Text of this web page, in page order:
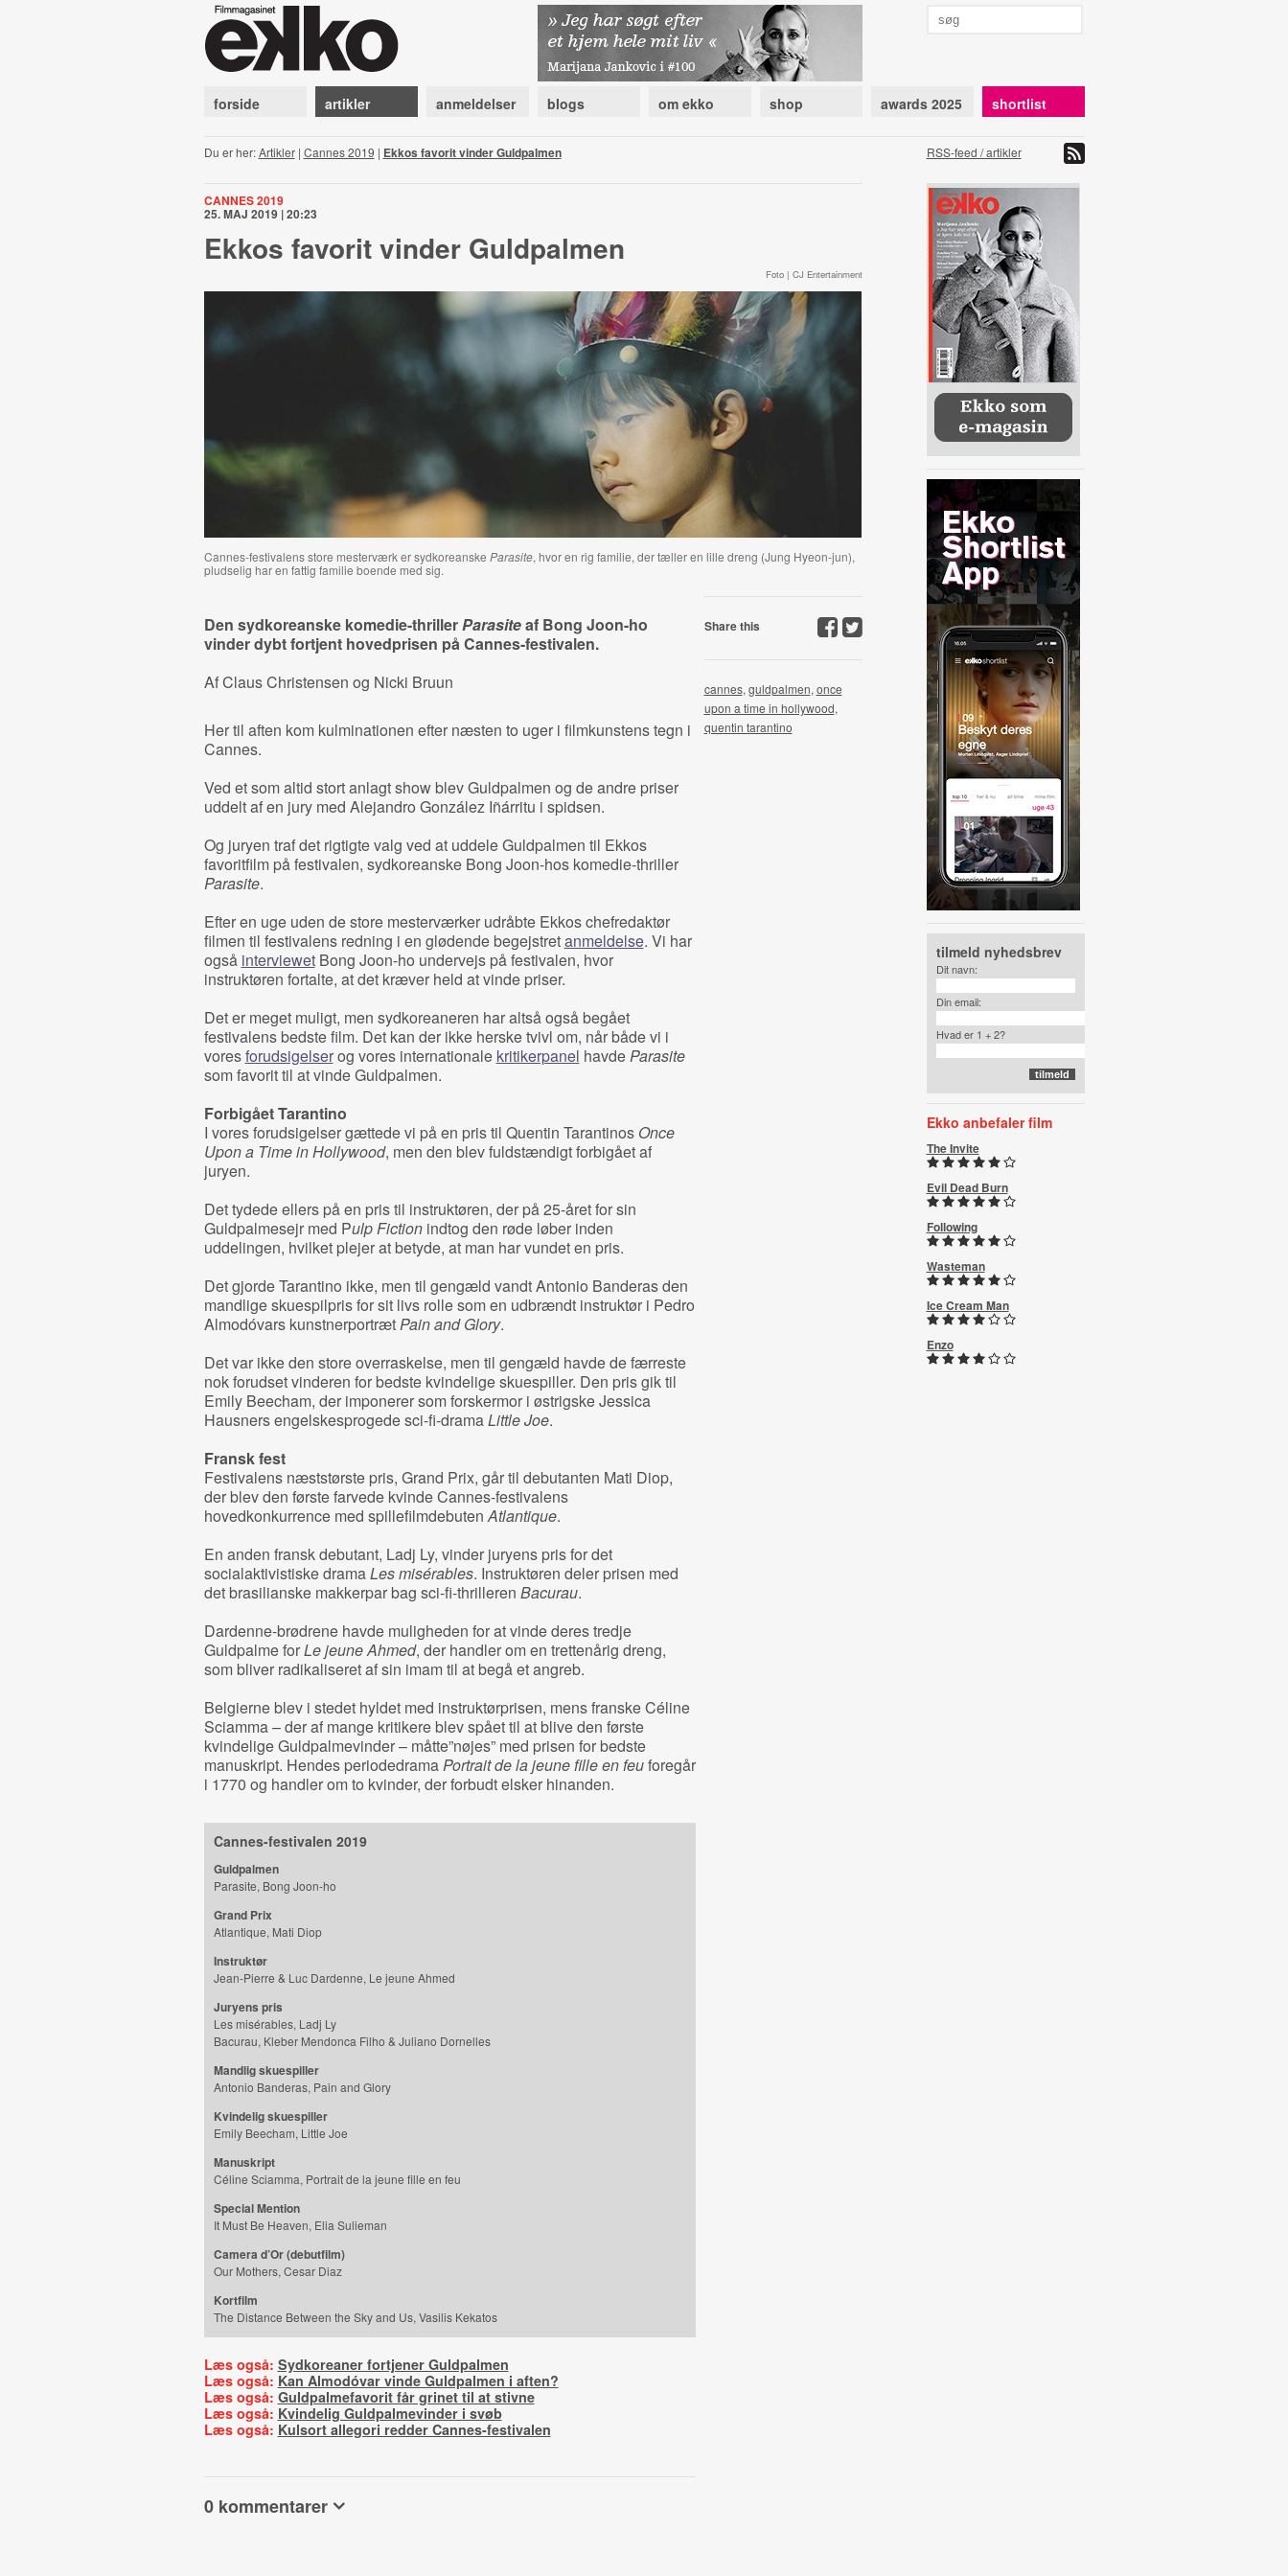
forside artikler anmeldelser blogs om ekko shop awards 2025 shortlist
Du er her:Artikler| Cannes 2019 | Ekkos favorit vinder Guldpalmen RSS-feed / artikler
CANNES 2019
25. MAJ 2019 | 20:23
Ekkos favorit vinder Guldpalmen
Foto | CJ Entertainment
Cannes-festivalens store mesterværk er sydkoreanske Parasite, hvor en rig familie, der tæller en lille dreng (Jung Hyeon-jun),
pludselig har en fattig familie boende med sig.
Den sydkoreanske komedie-thrillerParasiteaf Bong Joon-ho
vinder dybt fortjent hovedprisen på Cannes-festivalen.
Af Claus Christensen og Nicki Bruun
Her til aften kom kulminationen efter næsten to uger i filmkunstens tegn i
Cannes.
Ved et som altid stort anlagt show blev Guldpalmen og de andre priser
uddelt af en jury med Alejandro González Iñárritu i spidsen.
Og juryen traf det rigtigte valg ved at uddele Guldpalmen til Ekkos
favoritfilm på festivalen, sydkoreanske Bong Joon-hos komedie-thriller
Parasite.
Efter en uge uden de store mesterværker udråbte Ekkos chefredaktør
filmen til festivalens redning i en glødende begejstretanmeldelse. Vi har
også interviewetBong Joon-ho undervejs på festivalen, hvor
instruktøren fortalte, at det kræver held at vinde priser.
Det er meget muligt, men sydkoreaneren har altså også begået
festivalens bedste film. Det kan der ikke herske tvivl om, når både vi i
voresforudsigelserog vores internationale kritikerpanel havdeParasite
som favorit til at vinde Guldpalmen.
Forbigået Tarantino
I vores forudsigelser gættede vi på en pris til Quentin Tarantinos Once
Upon a Time in Hollywood, men den blev fuldstændigt forbigået af
juryen.
Det tydede ellers på en pris til instruktøren, der på 25-året for sin
Guldpalmesejr med Pulp Fictionindtog den røde løber inden
uddelingen, hvilket plejer at betyde, at man har vundet en pris.
Det gjorde Tarantino ikke, men til gengæld vandt Antonio Banderas den
mandlige skuespilpris for sit livs rolle som en udbrændt instruktør i Pedro
Almodóvars kunstnerportrætPain and Glory.
Det var ikke den store overraskelse, men til gengæld havde de færreste
nok forudset vinderen for bedste kvindelige skuespiller. Den pris gik til
Emily Beecham, der imponerer som forskermor i østrigske Jessica
Hausners engelskesprogede sci-fi-dramaLittle Joe.
Fransk fest
Festivalens næststørste pris, Grand Prix, går til debutanten Mati Diop,
der blev den første farvede kvinde Cannes-festivalens
hovedkonkurrence med spillefilmdebutenAtlantique.
En anden fransk debutant, Ladj Ly, vinder juryens pris for det
socialaktivistiske dramaLes misérables. Instruktøren deler prisen med
det brasilianske makkerpar bag sci-fi-thrilleren Bacurau.
Dardenne-brødrene havde muligheden for at vinde deres tredje
Guldpalme forLe jeune Ahmed, der handler om en trettenårig dreng,
som bliver radikaliseret af sin imam til at begå et angreb.
Belgierne blev i stedet hyldet med instruktørprisen, mens franske Céline
Sciamma – der af mange kritikere blev spået til at blive den første
kvindelige Guldpalmevinder – måtte”nøjes” med prisen for bedste
manuskript. Hendes periodedramaPortrait de la jeune fille en feuforegår
i 1770 og handler om to kvinder, der forbudt elsker hinanden.
Cannes-festivalen 2019
Guldpalmen
Parasite, Bong Joon-ho
Grand Prix
Atlantique, Mati Diop
Instruktør
Jean-Pierre & Luc Dardenne, Le jeune Ahmed
Juryens pris
Les misérables, Ladj Ly
Bacurau, Kleber Mendonca Filho & Juliano Dornelles
Mandlig skuespiller
Antonio Banderas, Pain and Glory
Kvindelig skuespiller
Emily Beecham, Little Joe
Manuskript
Céline Sciamma, Portrait de la jeune fille en feu
Special Mention
It Must Be Heaven, Elia Sulieman
Camera d’Or (debutfilm)
Our Mothers, Cesar Diaz
Kortfilm
The Distance Between the Sky and Us, Vasilis Kekatos
Læs også: Sydkoreaner fortjener Guldpalmen
Læs også: Kan Almodóvar vinde Guldpalmen i aften?
Læs også: Guldpalmefavorit får grinet til at stivne
Læs også: Kvindelig Guldpalmevinder i svøb
Læs også: Kulsort allegori redder Cannes-festivalen
0 kommentarer
Share this
cannes, guldpalmen, once
upon a time in hollywood,
quentin tarantino
tilmeld nyhedsbrev
Dit navn:
Din email:
Hvad er 1 + 2?
Ekko anbefaler film
The Invite
Evil Dead Burn
Following
Wasteman
Ice Cream Man
Enzo